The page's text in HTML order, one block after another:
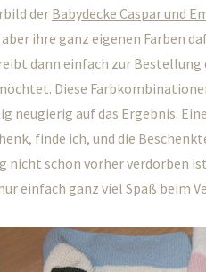
der Babydecke Caspar und
ihre ganz eigenen Farben
dann einfach zur
Diese
neugierig auf das Ergebnis.
finde ich, und die
nicht schon vorher verdorben
einfach ganz viel Spaß beim